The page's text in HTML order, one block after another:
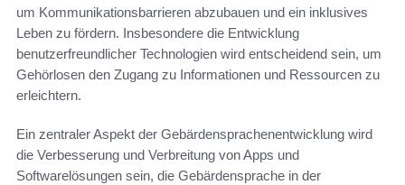
um Kommunikationsbarrieren abzubauen und ein inklusives
Leben zu fördern. Insbesondere die Entwicklung
benutzerfreundlicher Technologien wird entscheidend sein, um
Gehörlosen den Zugang zu Informationen und Ressourcen zu
erleichtern.
Ein zentraler Aspekt der Gebärdensprachenentwicklung wird
die Verbesserung und Verbreitung von Apps und
Softwarelösungen sein, die Gebärdensprache in der